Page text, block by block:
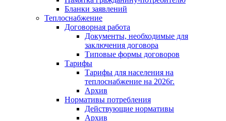
Бланки заявлений
Теплоснабжение
Договорная работа
Документы, необходимые для
заключения договора
Типовые формы договоров
Тарифы
Тарифы для населения на
теплоснабжение на 2026г.
Архив
Нормативы потребления
Действующие нормативы
Архив